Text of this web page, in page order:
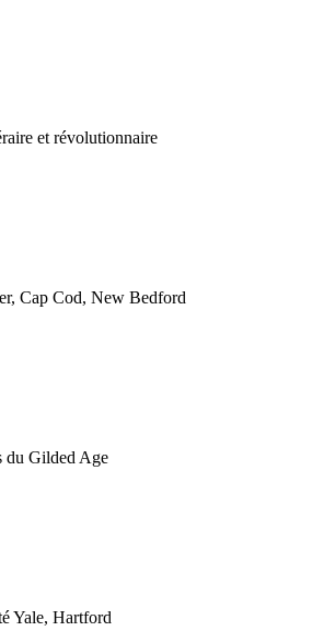
et révolutionnaire
Cap Cod, New Bedford
du Gilded Age
Yale, Hartford